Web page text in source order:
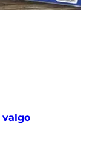
valgo